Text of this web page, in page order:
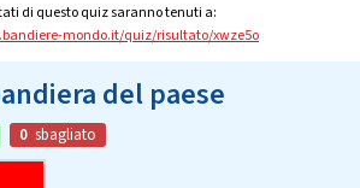
di questo quiz saranno tenuti a:
mondo.it/quiz/risultato/xwze5o
del paese
0 sbagliato